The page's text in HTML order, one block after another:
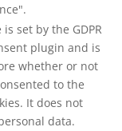
is set by the GDPR
plugin and is
whether or not
to the
It does not
data.